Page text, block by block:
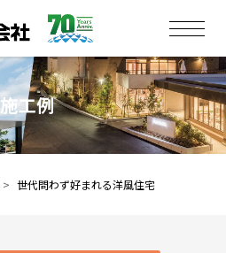
施工例
世代問わず好まれる洋風住宅